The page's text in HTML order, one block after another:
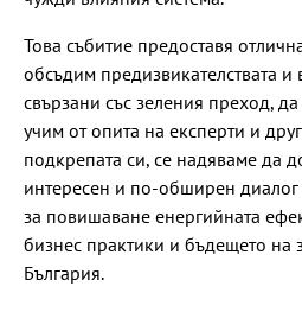
Това събитие предоставя
обсъдим предизвикателствата и
свързани със зеления преход,
учим от опита на експерти и
подкрепата си, се надяваме да
интересен и по-обширен
за повишаване енергийната
бизнес практики и бъдещето на
България.